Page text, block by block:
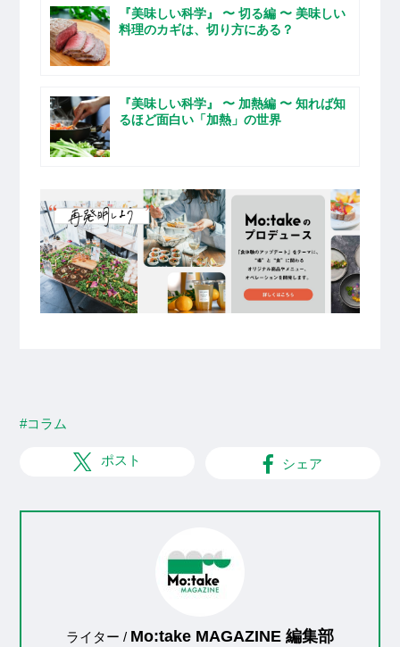
『美味しい科学』 〜 切る編 〜 美味しい
料理のカギは、切り方にある？
『美味しい科学』 〜 加熱編 〜 知れば知
るほど面白い「加熱」の世界
#コラム
ポスト シェア
ライター / Mo:take MAGAZINE 編集部